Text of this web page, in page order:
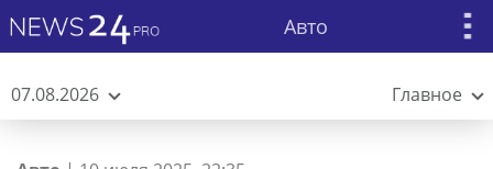
Авто
07.08.2026 Главное